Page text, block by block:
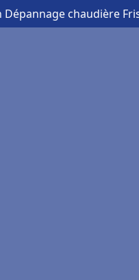
Dépannage chaudière